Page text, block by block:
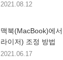
2021.08.12
맥북(MacBook)에
라이저) 조정 방법
2021.06.17